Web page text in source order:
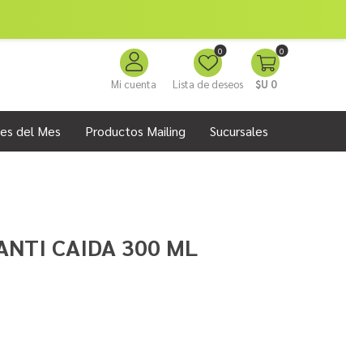
Mi cuenta Lista de deseos
0 0
$U 0
del Mes Productos Mailing Sucursales
CAIDA 300 ML